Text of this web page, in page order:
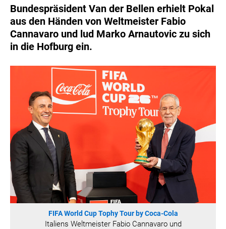
BARFLY'S CLUB
SPORTS MEDIA AUSTRIA
CULINARIUS
RECYCLEMICH-INITIATIVE
VIER HOCH VIER
HANNERSBERG
WILHELM-EXNER-MEDAILLEN STIFTUNG
ADMIRAL SPORTWETTEN
EWP RECYCLING PFAND ÖSTERREICH
ANNEMARIE CHARITY
IMPERIAL MARKETS
TRÄGERVEREIN EINWEGPFAND
SPECIAL OLYMPICS ÖSTERREICH
Bundespräsident Van der Bellen erhielt Pokal
aus den Händen von Weltmeister Fabio
Cannavaro und lud Marko Arnautovic zu sich
in die Hofburg ein.
FIFA World Cup Tophy Tour by Coca-Cola
Italiens Weltmeister Fabio Cannavaro und